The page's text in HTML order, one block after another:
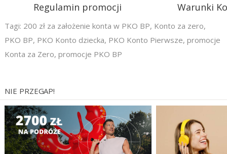
Regulamin promocji Warunki
Tagi: 200 zł za założenie konta w PKO BP, Konto za zero,
PKO BP, PKO Konto dziecka, PKO Konto Pierwsze, promocje
Konta za Zero, promocje PKO BP
NIE PRZEGAP!